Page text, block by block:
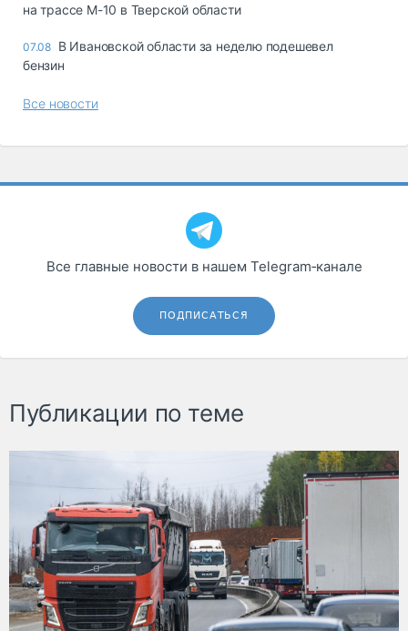
на трассе М-10 в Тверской области
07.08 В Ивановской области за неделю подешевел
бензин
Все новости
Все главные новости в нашем Telegram‑канале
ПОДПИСАТЬСЯ
Публикации по теме